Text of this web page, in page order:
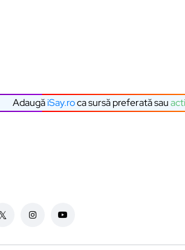
AdaugăiSay.roca sursă preferată sau